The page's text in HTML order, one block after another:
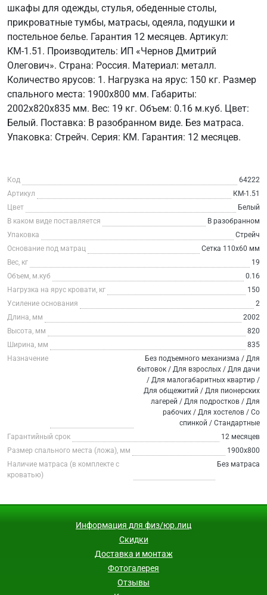
шкафы для одежды, стулья, обеденные столы,
прикроватные тумбы, матрасы, одеяла, подушки и
постельное белье. Гарантия 12 месяцев. Артикул:
КМ-1.51. Производитель: ИП «Чернов Дмитрий
Олегович». Страна: Россия. Материал: металл.
Количество ярусов: 1. Нагрузка на ярус: 150 кг. Размер
спального места: 1900х800 мм. Габариты:
2002х820х835 мм. Вес: 19 кг. Объем: 0.16 м.куб. Цвет:
Белый. Поставка: В разобранном виде. Без матраса.
Упаковка: Стрейч. Серия: КМ. Гарантия: 12 месяцев.
Код
64222
Артикул
КМ-1.51
Цвет
Белый
В каком виде поставляется
В разобранном
Упаковка
Стрейч
Основание под матрац
Сетка 110х60 мм
Вес, кг
19
Объем, м.куб
0.16
Нагрузка на ярус кровати, кг
150
Усиление основания
2
Длина, мм
2002
Высота, мм
820
Ширина, мм
835
Назначение
Без подъемного механизма / Для
бытовок / Для взрослых / Для дачи
/ Для малогабаритных квартир /
Для общежитий / Для пионерских
лагерей / Для подростков / Для
рабочих / Для хостелов / Со
спинкой / Стандартные
Гарантийный срок
12 месяцев
Размер спального места (ложа), мм
1900х800
Наличие матраса (в комплекте с
кроватью)
Без матраса
Информация для физ/юр.лиц
Скидки
Доставка и монтаж
Фотогалерея
Отзывы